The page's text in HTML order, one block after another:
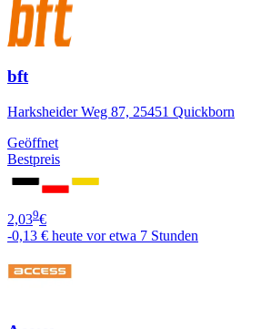
bft
Harksheider Weg 87, 25451 Quickborn
Geöffnet
Bestpreis
2,039€
-0,13 € heute vor etwa 7 Stunden